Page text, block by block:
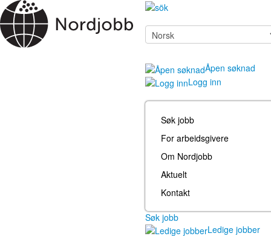
Åpen søknad
Logg inn
Søk jobb
For arbeidsgivere
Om Nordjobb
Aktuelt
Kontakt
Søk jobb
Ledige jobber